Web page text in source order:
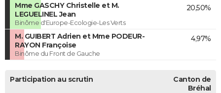
Mme GASCHY Christelle et M.
LEGUELINEL Jean
Binôme d'Europe-Ecologie-Les Verts
20,50%
M. GUIBERT Adrien et Mme PODEUR-
RAYON Françoise
Binôme du Front de Gauche
4,97%
Participation au scrutin
Canton de
Bréhal